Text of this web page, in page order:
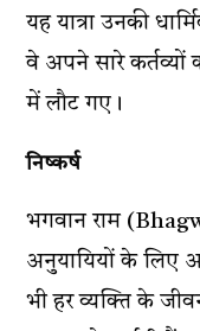
यह यात्रा उनकी
वे अपने सारे
में लौट गए​।
निष्कर्ष
भगवान राम
अनुयायियों के लिए
भी हर व्यक्ति के